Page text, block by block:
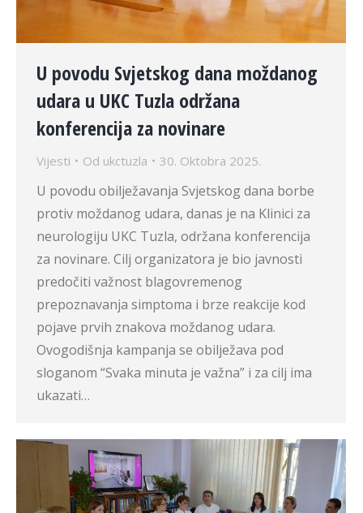
U povodu Svjetskog dana moždanog
udara u UKC Tuzla održana
konferencija za novinare
Vijesti Od ukctuzla 30. Oktobra 2025.
U povodu obilježavanja Svjetskog dana borbe
protiv moždanog udara, danas je na Klinici za
neurologiju UKC Tuzla, održana konferencija
za novinare. Cilj organizatora je bio javnosti
predočiti važnost blagovremenog
prepoznavanja simptoma i brze reakcije kod
pojave prvih znakova moždanog udara.
Ovogodišnja kampanja se obilježava pod
sloganom “Svaka minuta je važna” i za cilj ima
ukazati…